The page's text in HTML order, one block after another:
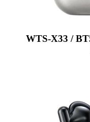
WTS-X33 /